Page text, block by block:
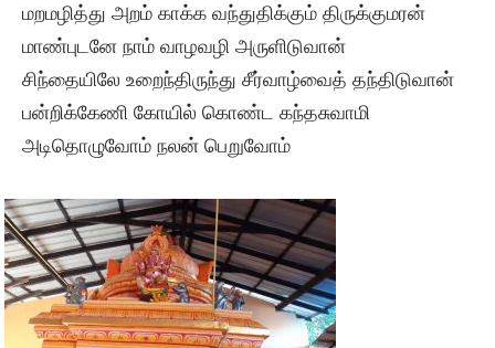
மறமழித்து அறம் காக்க வந்துதிக்கும் திருக்குமரன்
மாண்புடனே நாம் வாழவழி அருளிடுவான்
சிந்தையிலே உறைந்திருந்து சீர்வாழ்வைத் தந்திடுவான்
பன்றிக்கேணி கோயில் கொண்ட கந்தசுவாமி
அடிதொழுவோம் நலன் பெறுவோம்